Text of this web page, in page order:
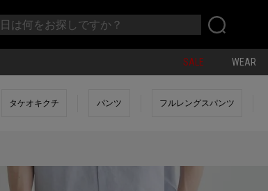
SALE WEAR
タケオキクチ パンツ フルレングスパンツ